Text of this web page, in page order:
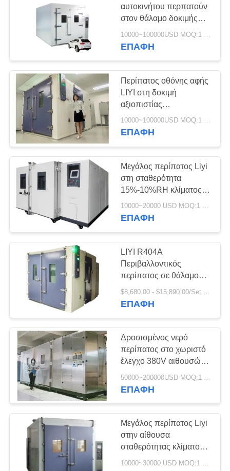
PRIVACY
POLICY
αυτοκινήτου περπατούν
στον θάλαμο δοκιμής
Θάλαμος υγρασίας
σταθερής θερμοκρασίας
10000~100000USD MOQ:1 σύνολο
ΕΠΑΦΉ
Περίπατος οθόνης αφής
LIYI στη δοκιμή
αξιοπιστίας
κλιματολογικών
αιθουσών ελεγχόμενη
10000~100000USD MOQ:1 σύνολο
ΕΠΑΦΉ
Μεγάλος περίπατος Liyi
στη σταθερότητα
15%-10%RH κλίματος
αιθουσών δοκιμής
10000~20000 USD MOQ:1 ΣΥΝΟΛΟ
ΕΠΑΦΉ
LIYI R404A
Περιβαλλοντικός
περίπατος σε θάλαμο
υγρασίας Μεγάλη
χωρητικότητα 20-98%
ΕΠΑΦΉ
Δροσισμένος νερό
περίπατος στο χωριστό
έλεγχο 380V αιθουσών
αιθουσών αβ δοκιμής
50000~200000USD MOQ:1 σύνολο
ΕΠΑΦΉ
Μεγάλος περίπατος Liyi
στην αίθουσα
σταθερότητας κλίματος
Humedad constante del
10000~30000 USD MOQ:1 σύνολο